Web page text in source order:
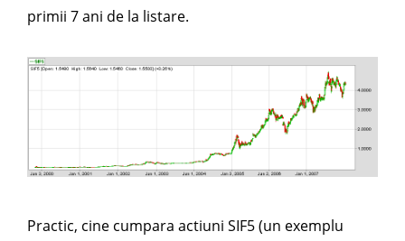
primii 7 ani de la listare.
Practic, cine cumpara actiuni SIF5 (un exemplu